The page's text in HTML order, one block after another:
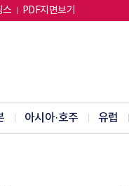
스 PDF지면보기
아시아·호주 유럽